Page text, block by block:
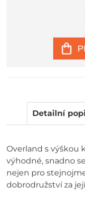
Detailní
Overland s výškou
výhodné, snadno
nejen pro
dobrodružství za